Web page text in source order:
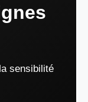
sensibilité